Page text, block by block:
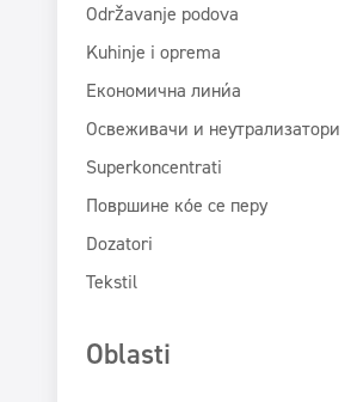
Održavanje podova
Kuhinje i oprema
Економична линија
Освеживачи и неутрализатори
Superkoncentrati
Површине које се перу
Dozatori
Tekstil
Oblasti